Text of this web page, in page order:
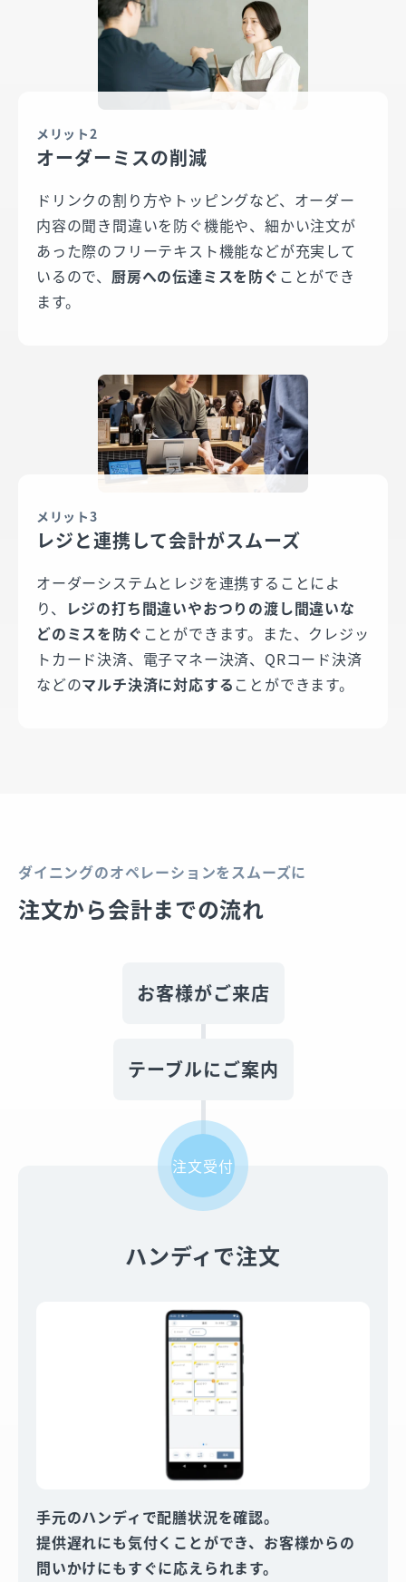
メリット2
オーダーミスの削減
ドリンクの割り方やトッピングなど、オーダー
内容の聞き間違いを防ぐ機能や、細かい注文が
あった際のフリーテキスト機能などが充実して
いるので、 厨房への伝達ミスを防ぐ ことができ
ます。
メリット3
レジと連携して会計がスムーズ
オーダーシステムとレジを連携することによ
り、
レジの打ち間違いやおつりの渡し間違いな
どのミスを防ぐ ことができます。また、クレジッ
トカード決済、電子マネー決済、QRコード決済
などのマルチ決済に対応することができます。
ダイニングのオペレーションをスムーズに
注文から会計までの流れ
お客様がご来店
テーブルにご案内
注文受付
ハンディで注文
手元のハンディで配膳状況を確認。
提供遅れにも気付くことができ、お客様からの
問いかけにもすぐに応えられます。